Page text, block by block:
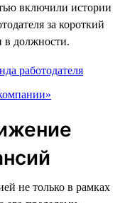
включили истории
за короткий
в должности.
не только в рамках